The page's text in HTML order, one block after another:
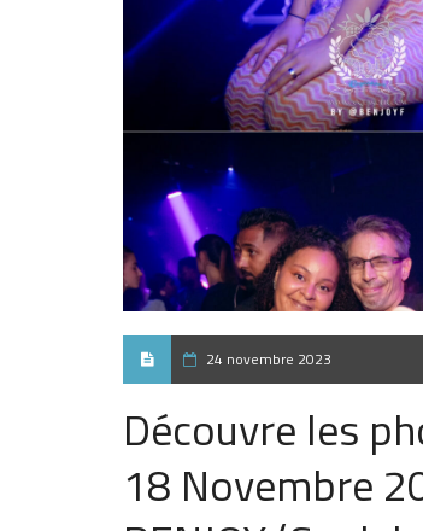
24 novembre 2023
Découvre les
18 Novembre